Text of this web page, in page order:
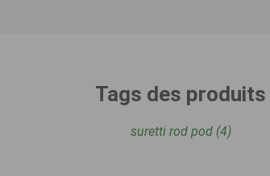
Tags des produits
suretti rod pod (4)